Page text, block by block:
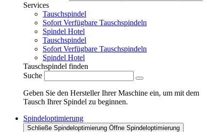
Services
Tauschspindel
Sofort Verfügbare Tauschspindeln
Spindel Hotel
Tauschspindel
Sofort Verfügbare Tauschspindeln
Spindel Hotel
Tauschspindel finden
Suche
Geben Sie den Hersteller Ihrer Maschine ein, um mit dem
Tausch Ihrer Spindel zu beginnen.
Spindeloptimierung
Schließe Spindeloptimierung Öffne Spindeloptimierung